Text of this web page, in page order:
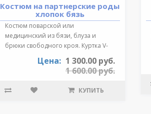
Костюм на партнерские роды
хлопок бязь
Костюм поварской или
медицинский из бязи, блуза и
брюки свободного кроя. Куртка V-
Цена: 1 300.00 руб.
1 600.00 руб.
КУПИТЬ